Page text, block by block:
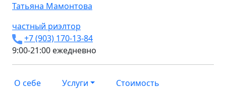
Татьяна Мамонтова
частный риэлтор
+7 (903) 170-13-84
9:00-21:00 ежедневно
О себе Услуги
Стоимость